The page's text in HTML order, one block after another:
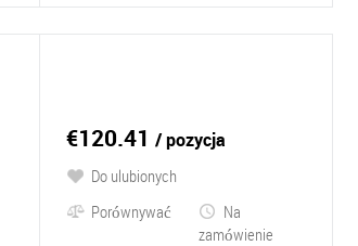
€120.41 / pozycja
Do ulubionych
Porównywać
Na
zamówienie